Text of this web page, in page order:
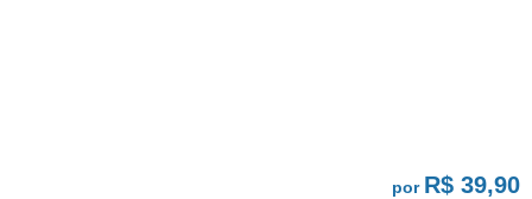
por R$ 39,90